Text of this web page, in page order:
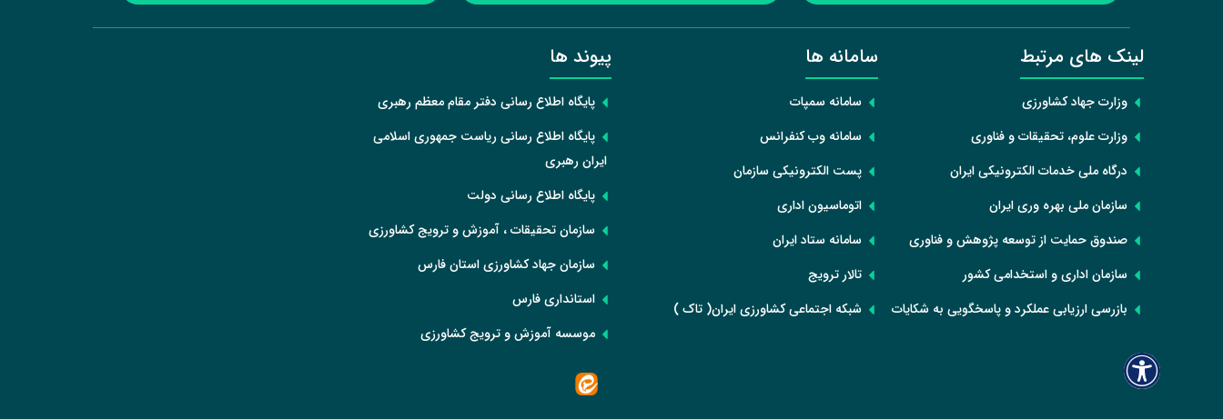
لینک های مرتبط
وزارت جهاد کشاورزی
وزارت علوم، تحقیقات و فناوری
درگاه ملی خدمات الکترونیکی ایران
سازمان ملی بهره وری ایران
صندوق حمایت از توسعه پژوهش و فناوری
سازمان اداری و استخدامی کشور
بازرسی ارزیابی عملکرد و پاسخگویی به شکایات
سامانه ها
سامانه سمپات
سامانه وب کنفرانس
پست الکترونیکی سازمان
اتوماسیون اداری
سامانه ستاد ایران
تالار ترویج
شبکه اجتماعی کشاورزی ایران( تاک )
پیوند ها
پایگاه اطلاع رسانی دفتر مقام معظم رهبری
پایگاه اطلاع رسانی ریاست جمهوری اسلامی
ایران رهبری
پایگاه اطلاع رسانی دولت
سازمان تحقیقات ، آموزش و ترویج کشاورزی
سازمان جهاد کشاورزی استان فارس
استانداری فارس
موسسه آموزش و ترویج کشاورزی